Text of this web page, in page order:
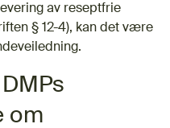
av reseptfrie
§ 12-4), kan det være
om